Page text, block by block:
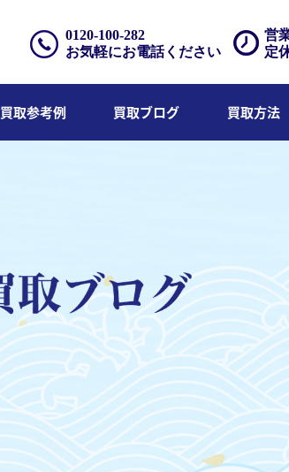
営
定
0120-100-282
お気軽にお電話ください
買取参考例 買取ブログ 買取方法